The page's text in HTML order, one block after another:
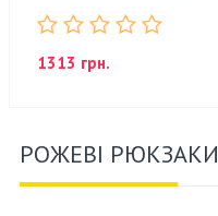
1313 грн.
РОЖЕВІ РЮКЗАКИ